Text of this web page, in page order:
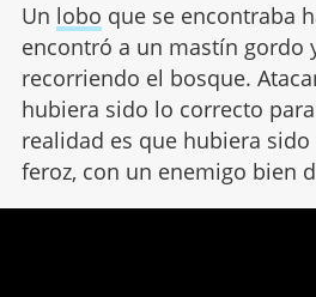
Un lobo que se encontraba
encontró a un mastín gordo
recorriendo el bosque.
hubiera sido lo correcto
realidad es que hubiera
feroz, con un enemigo bien